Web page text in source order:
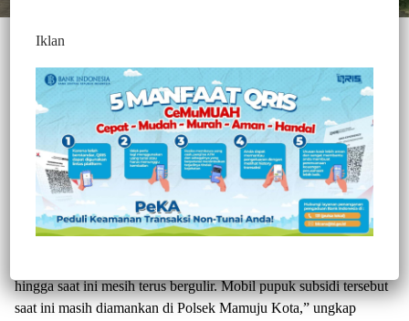
Mamuju, Jurnaltivi.com-Kasus penyelundupan pupuk subsidi
sebanyak 200 Sak yang diangkut dengan mobil truk hino yang
berhasil digagalkan oleh Dit Lantas Polda Sulbar di Jalan Trans
Sulawesi di Posko PJR Polda Sulbar, kasusnya saat ini sudah
diserahkan penanganannya kepihak Ditkrimsus Polda Sulbar,
penyidik kini sudah periksa 6 orang saksi.
hingga saat ini mesih terus bergulir. Mobil pupuk subsidi tersebut
saat ini masih diamankan di Polsek Mamuju Kota,” ungkap
Iklan